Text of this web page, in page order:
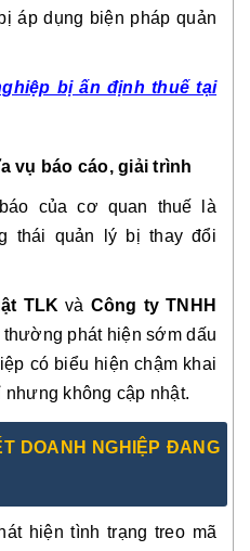
áp dụng biện pháp quản
bị ấn định thuế tại
vụ báo cáo, giải trình
của cơ quan thuế là
thái quản lý bị thay đổi
TLK và Công ty TNHH
thường phát hiện sớm dấu
có biểu hiện chậm khai
không cập nhật.
DOANH NGHIỆP ĐANG
hiện tình trạng treo mã